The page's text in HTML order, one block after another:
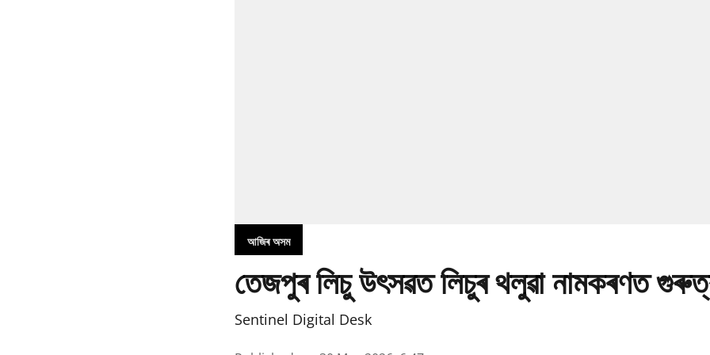
আজিৰ অসম
তেজপুৰ লিচু উৎসৱত লিচুৰ থলুৱা নামকৰণত
Sentinel Digital Desk